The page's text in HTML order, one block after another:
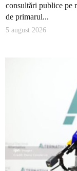
consultări publice pe
de primarul...
5 august 2026